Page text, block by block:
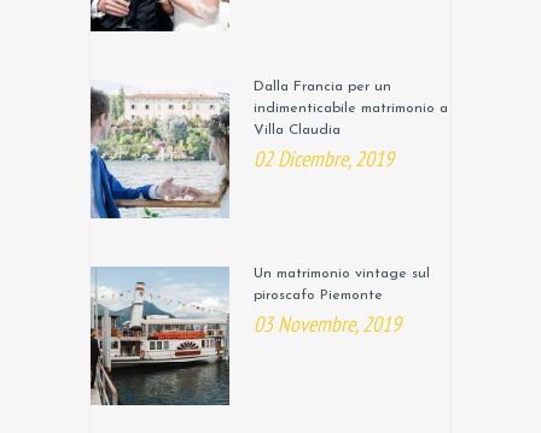
Dalla Francia per un
indimenticabile matrimonio a
Villa Claudia
02 Dicembre, 2019
Un matrimonio vintage sul
piroscafo Piemonte
03 Novembre, 2019